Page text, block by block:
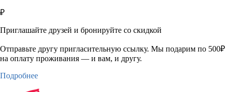
₽
Приглашайте друзей и бронируйте со скидкой
Отправьте другу пригласительную ссылку. Мы подарим по 500₽
на оплату проживания — и вам, и другу.
Подробнее